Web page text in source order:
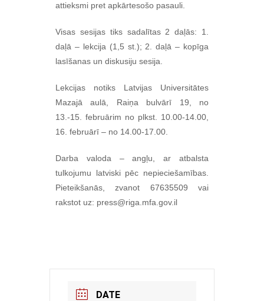
attieksmi pret apkārtesošo pasauli.
Visas sesijas tiks sadalītas 2 daļās: 1.
daļā – lekcija (1,5 st.); 2. daļā – kopīga
lasīšanas un diskusiju sesija.
Lekcijas notiks Latvijas Universitātes
Mazajā aulā, Raiņa bulvārī 19, no
13.-15. februārim no plkst. 10.00-14.00,
16. februārī – no 14.00-17.00.
Darba valoda – angļu, ar atbalsta
tulkojumu latviski pēc nepieciešamības.
Pieteikšanās, zvanot 67635509 vai
rakstot uz: press@riga.mfa.gov.il
DATE